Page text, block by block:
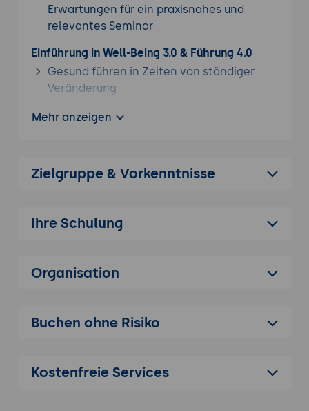
Erwartungen für ein praxisnahes und
relevantes Seminar
Einführung in Well-Being 3.0 & Führung 4.0
Gesund führen in Zeiten von ständiger
Veränderung
Burnout, Resilienz und emotionaler
Burnout erkennen und wirksam vorbeugen
Psychodynamik von Stress und
Individuelle und organisationale
Emotionale Intelligenz als
Führungsinstrument
Emotionale Präsenz und Wirkung im
Grundlagen und Prinzipien der GfK
Mehr anzeigen
Zielgruppe & Vorkenntnisse
Ihre Schulung
Organisation
Buchen ohne Risiko
Kostenfreie Services